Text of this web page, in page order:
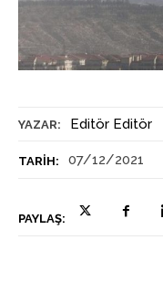
YAZAR: Editör Editör
TARIH: 07/12/2021
PAYLAŞ: